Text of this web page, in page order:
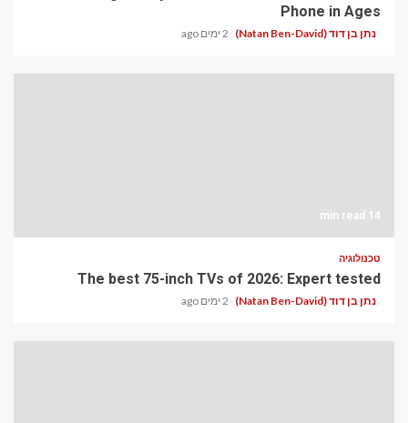
Phone in Ages
נתן בן דוד (Natan Ben-David) 2 ימים ago
14 min read
טכנולוגיה
The best 75-inch TVs of 2026: Expert tested
נתן בן דוד (Natan Ben-David) 2 ימים ago